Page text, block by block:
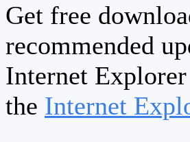
Get free
recommended
Internet
the Internet